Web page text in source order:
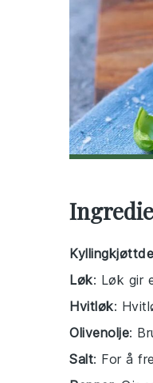
Løk: Løk gir
Hvitløk:
Olivenolje:
Salt: For å